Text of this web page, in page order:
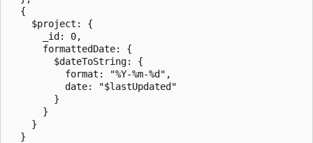
  {
    $project: {
      _id: 0,
      formattedDate: {
        $dateToString: {
          format: "%Y-%m-%d",
          date: "$lastUpdated"
        }
      }
    }
  }